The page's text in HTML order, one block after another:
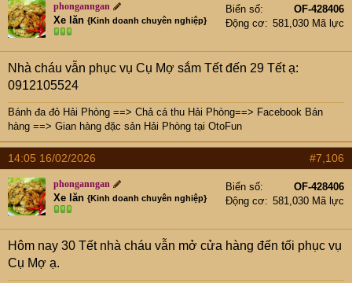
phonganngan
Xe lăn {Kinh doanh chuyên nghiệp}
Biển số
OF-428406
Động cơ
581,030 Mã lực
Nhà cháu vẫn phục vụ Cụ Mợ sắm Tết đến 29 Tết ạ:
0912105524
Bánh đa đỏ Hải Phòng ==> Chả cá thu Hải Phòng==> Facebook Bán
hàng ==> Gian hàng đặc sản Hải Phòng tại OtoFun
14:05 16/02/2026 #7,106
phonganngan
Xe lăn {Kinh doanh chuyên nghiệp}
Biển số
OF-428406
Động cơ
581,030 Mã lực
Hôm nay 30 Tết nhà cháu vẫn mở cửa hàng đến tối phục vụ
Cụ Mợ ạ.